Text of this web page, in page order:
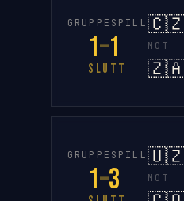
GRUPPESPILL
1–1
SLUTT
MOT
GRUPPESPILL
1–3 MOT